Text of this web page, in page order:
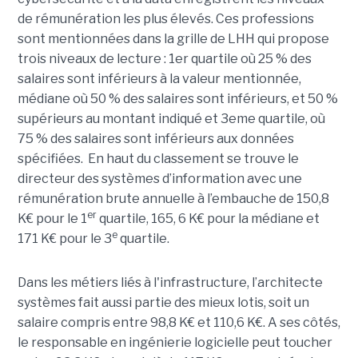
de rémunération les plus élevés. Ces professions
sont mentionnées dans la grille de LHH qui propose
trois niveaux de lecture : 1er quartile où 25 % des
salaires sont inférieurs à la valeur mentionnée,
médiane où 50 % des salaires sont inférieurs, et 50 %
supérieurs au montant indiqué et 3eme quartile, où
75 % des salaires sont inférieurs aux données
spécifiées. En haut du classement se trouve le
directeur des systèmes d’information avec une
rémunération brute annuelle à l’embauche de 150,8
K€ pour le 1er quartile, 165, 6 K€ pour la médiane et
171 K€ pour le 3equartile.
Dans les métiers liés à l'infrastructure, l’architecte
systèmes fait aussi partie des mieux lotis, soit un
salaire compris entre 98,8 K€ et 110,6 K€. A ses côtés,
le responsable en ingénierie logicielle peut toucher